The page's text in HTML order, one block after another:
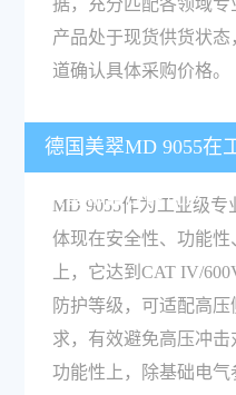
据，充分匹配各领域
产品处于现货供货状
道确认具体采购价格。
德国美翠MD 9055在
具备哪些性能优势？
MD 9055作为工业级
体现在安全性、功能
上，它达到CAT IV/
防护等级，可适配高
求，有效避免高压冲击
功能性上，除基础电